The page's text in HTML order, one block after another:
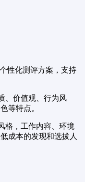
性化测评方案，支持
、价值观、行为风
等特点。
格，工作内容、环境
成本的发现和选拔人